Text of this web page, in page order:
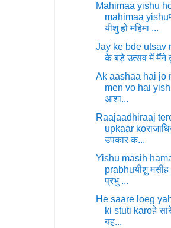
Mahimaa yishu
mahimaa
यीशु हो महिमा ...
Jay ke bde utsav
के बड़े उत्सव में मैंने
Ak aashaa hai jo
men vo hai
आशा...
Raajaadhiraaj
upkaar
उपकार क...
Yishu masih
prabhuयीशु मसीह
प्रभु ...
He saare loeg
ki stuti karoहे
यह...